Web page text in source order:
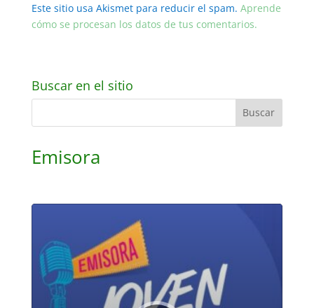
Este sitio usa Akismet para reducir el spam. Aprende
cómo se procesan los datos de tus comentarios.
Buscar en el sitio
Emisora
Reproductor